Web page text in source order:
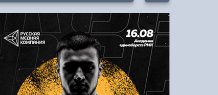
Авторизация
Логин:
Пароль